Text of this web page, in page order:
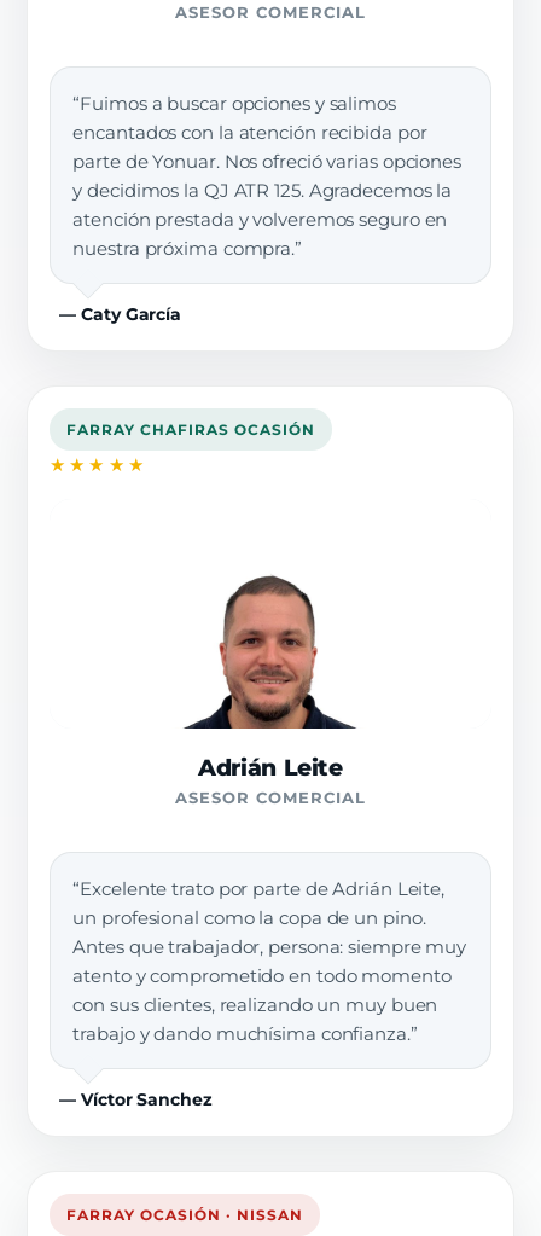
ASESOR COMERCIAL
“Fuimos a buscar opciones y salimos
encantados con la atención recibida por
parte de Yonuar. Nos ofreció varias opciones
y decidimos la QJ ATR 125. Agradecemos la
atención prestada y volveremos seguro en
nuestra próxima compra.”
— Caty García
FARRAY CHAFIRAS OCASIÓN
★★★★★
Adrián Leite
ASESOR COMERCIAL
“Excelente trato por parte de Adrián Leite,
un profesional como la copa de un pino.
Antes que trabajador, persona: siempre muy
atento y comprometido en todo momento
con sus clientes, realizando un muy buen
trabajo y dando muchísima confianza.”
— Víctor Sanchez
FARRAY OCASIÓN · NISSAN